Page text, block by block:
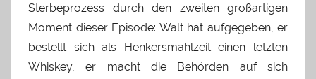
Sterbeprozess durch den zweiten großartigen
Moment dieser Episode: Walt hat aufgegeben, er
bestellt sich als Henkersmahlzeit einen letzten
Whiskey, er macht die Behörden auf sich